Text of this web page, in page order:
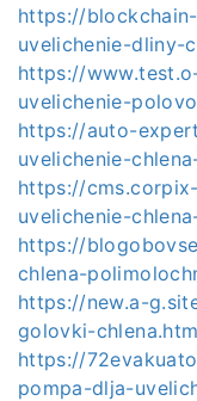
https://
uvelichenie-dliny-
https://
uvelichenie-
https://auto-
uvelichenie-
https://
uvelichenie-
https://
chlena-
https://new.a-
golovki-
https://
pompa-dlja-